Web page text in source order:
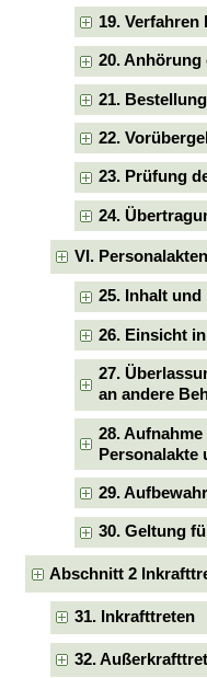
19.
20. Anhörung
21.
22.
23. Prüfung
24.
VI. Personalakten
25. Inhalt
26. Einsicht
27.
an andere
28.
Personalakte
29.
30. Geltung
Abschnitt 2
31. Inkrafttreten
32.